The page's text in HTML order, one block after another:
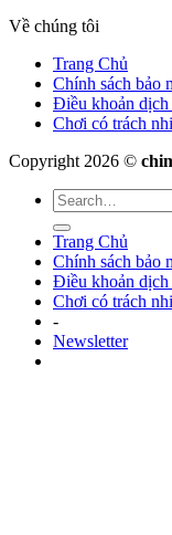
Về chúng tôi
Trang Chủ
Chính sách bảo
Điều khoản dịch
Chơi có trách
Copyright 2026 ©
Trang Chủ
Chính sách bảo
Điều khoản dịch
Chơi có trách
-
Newsletter